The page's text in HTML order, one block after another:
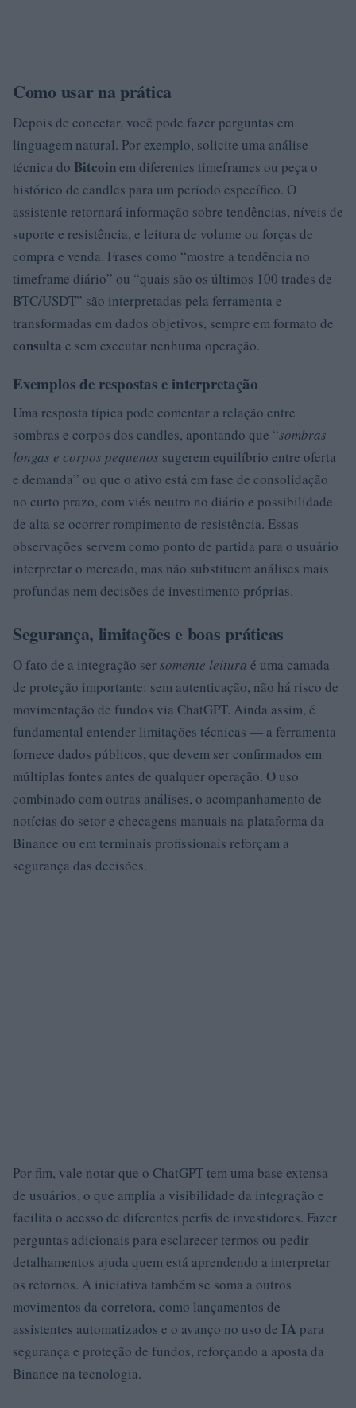
Como usar na prática
Depois de conectar, você pode fazer perguntas em
linguagem natural. Por exemplo, solicite uma análise
técnica do Bitcoinem diferentes timeframes ou peça o
histórico de candles para um período específico. O
assistente retornará informação sobre tendências, níveis de
suporte e resistência, e leitura de volume ou forças de
compra e venda. Frases como “mostre a tendência no
timeframe diário” ou “quais são os últimos 100 trades de
BTC/USDT” são interpretadas pela ferramenta e
transformadas em dados objetivos, sempre em formato de
consulta e sem executar nenhuma operação.
Exemplos de respostas e interpretação
Uma resposta típica pode comentar a relação entre
sombras e corpos dos candles, apontando que “sombras
longas e corpos pequenos sugerem equilíbrio entre oferta
e demanda” ou que o ativo está em fase de consolidação
no curto prazo, com viés neutro no diário e possibilidade
de alta se ocorrer rompimento de resistência. Essas
observações servem como ponto de partida para o usuário
interpretar o mercado, mas não substituem análises mais
profundas nem decisões de investimento próprias.
Segurança, limitações e boas práticas
O fato de a integração sersomente leitura é uma camada
de proteção importante: sem autenticação, não há risco de
movimentação de fundos via ChatGPT. Ainda assim, é
fundamental entender limitações técnicas — a ferramenta
fornece dados públicos, que devem ser confirmados em
múltiplas fontes antes de qualquer operação. O uso
combinado com outras análises, o acompanhamento de
notícias do setor e checagens manuais na plataforma da
Binance ou em terminais profissionais reforçam a
segurança das decisões.
Por fim, vale notar que o ChatGPT tem uma base extensa
de usuários, o que amplia a visibilidade da integração e
facilita o acesso de diferentes perfis de investidores. Fazer
perguntas adicionais para esclarecer termos ou pedir
detalhamentos ajuda quem está aprendendo a interpretar
os retornos. A iniciativa também se soma a outros
movimentos da corretora, como lançamentos de
assistentes automatizados e o avanço no uso de IA para
segurança e proteção de fundos, reforçando a aposta da
Binance na tecnologia.